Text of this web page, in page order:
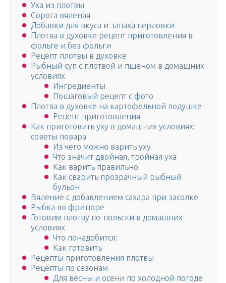
Уха из плотвы
Сорога вяленая
Добавки для вкуса и запаха перловки
Плотва в духовке рецепт приготовления в
фольге и без фольги
Рецепт плотвы в духовке
Рыбный суп с плотвой и пшеном в домашних
условиях
Ингредиенты
Пошаговый рецепт с фото
Плотва в духовке на картофельной подушке
Рецепт приготовления
Как приготовить уху в домашних условиях:
советы повара
Из чего можно варить уху
Что значит двойная, тройная уха
Как варить правильно
Как сварить прозрачный рыбный
бульон
Вяление с добавлением сахара при засолке
Рыбка во фритюре
Готовим плотву по-польски в домашних
условиях
Что понадобится:
Как готовить
Рецепты приготовления плотвы
Рецепты по сезонам
Для весны и осени по холодной погоде